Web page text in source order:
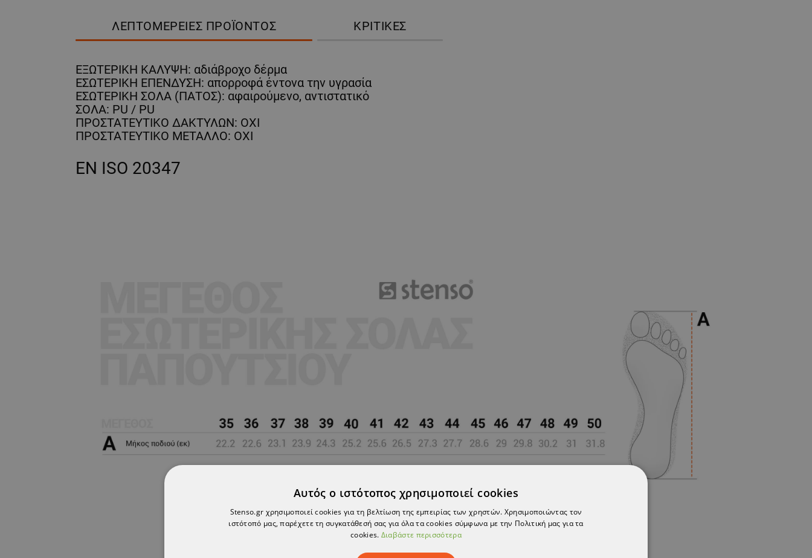
ΛΕΠΤΟΜΈΡΕΙΕΣ ΠΡΟΪΌΝΤΟΣ ΚΡΙΤΙΚΈΣ
ΕΞΩΤΕΡΙΚΗ ΚΑΛΥΨΗ: αδιάβροχο δέρμα
ΕΣΩΤΕΡΙΚΗ ΕΠΕΝΔΥΣΗ: απορροφά έντονα την υγρασία
ΕΣΩΤΕΡΙΚΗ ΣΟΛΑ (ΠΑΤΟΣ): αφαιρούμενο, αντιστατικό
ΣΟΛΑ: PU / PU
ΠΡΟΣΤΑΤΕΥΤΙΚΟ ΔΑΚΤΥΛΩΝ: ΟΧΙ
ΠΡΟΣΤΑΤΕΥΤΙΚΟ ΜΕΤΑΛΛΟ: ΟΧΙ
EN ISO 20347
Αυτός ο ιστότοπος χρησιμοποιεί cookies
Stenso.gr χρησιμοποιεί cookies για τη βελτίωση της εμπειρίας των χρηστών. Χρησιμοποιώντας τον
ιστότοπό μας, παρέχετε τη συγκατάθεσή σας για όλα τα cookies σύμφωνα με την Πολιτική μας για τα
cookies. Διαβάστε περισσότερα